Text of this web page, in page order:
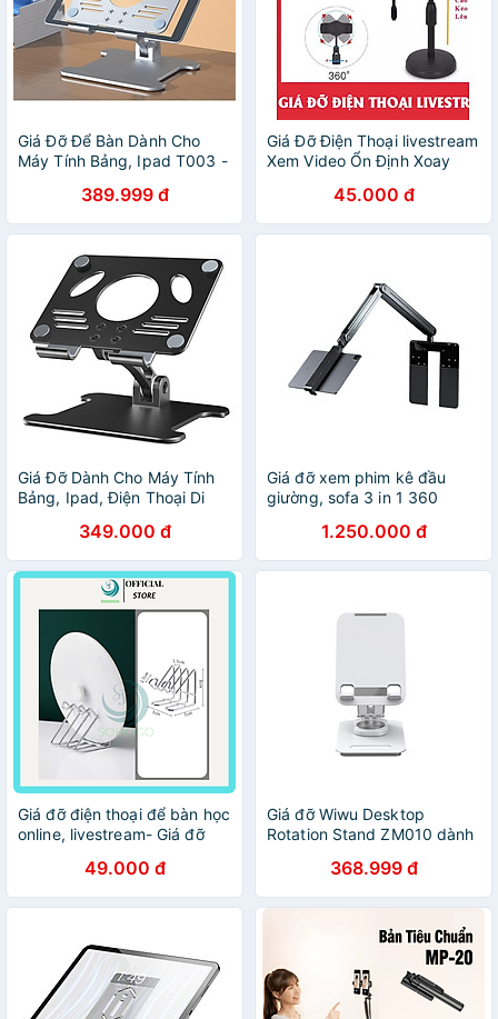
Giá Đỡ Để Bàn Dành Cho
Máy Tính Bảng, Ipad T003 -
Cao Cấp Hàng Chính Hãng
Tamayoko
389.999 đ
Giá Đỡ Điện Thoại livestream
Xem Video Ổn Định Xoay
Ghi Hình Đa Dụng - Hàng
nhập khẩu
45.000 đ
Giá Đỡ Dành Cho Máy Tính
Bảng, Ipad, Điện Thoại Di
Nhôm Cao Cấp - Hàng
Chính Hãng Helios
349.000 đ
Giá đỡ xem phim kê đầu
giường, sofa 3 in 1 360
thoại hiệu Zaki - Hàng Chính
Hãng
1.250.000 đ
Giá đỡ điện thoại để bàn học
online, livestream- Giá đỡ
năng dùng cho nhà bếp-
CHỌN MÀU
49.000 đ
Giá đỡ Wiwu Desktop
Rotation Stand ZM010 dành
xoay 360 độ, điều chỉnh độ
cao tùy ý - Hàng chính hãng
368.999 đ